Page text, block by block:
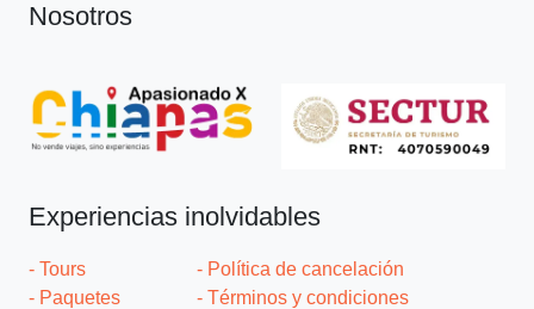
Nosotros
Experiencias inolvidables
- Tours
- Paquetes
- Política de cancelación
- Términos y condiciones